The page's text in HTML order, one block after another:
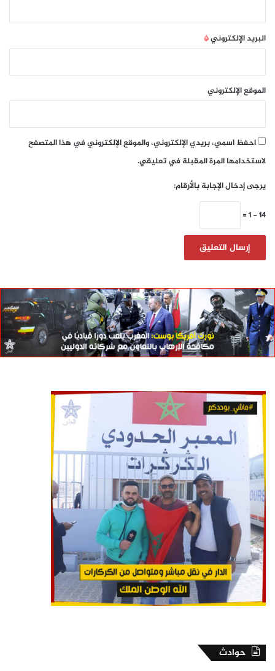
البريد الإلكتروني*
الموقع الإلكتروني
احفظ اسمي، بريدي الإلكتروني، والموقع الإلكتروني في هذا المتصفح
لاستخدامها المرة المقبلة في تعليقي.
يرجى إدخال الإجابة بالأرقام:
14 − 1 =
حوادث